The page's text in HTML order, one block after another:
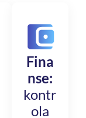
Fina
nse:
kontr
ola